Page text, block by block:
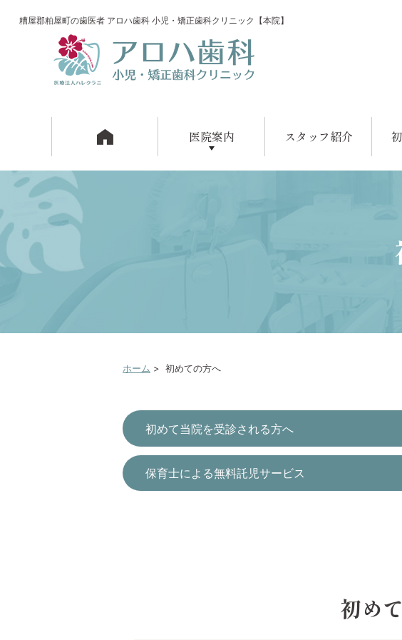
糟屋郡粕屋町の歯医者 アロハ歯科 小児・矯正歯科クリニック【本院】
医院案内
アロハ歯科の特徴
院内紹介
設備紹介
スタッフ紹介
ホーム > 初めての方へ
初めて当院を受診される方へ
保育士による無料託児サービス
初め